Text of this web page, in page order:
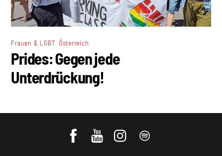
Frauen & LGBT Österreich
Prides: Gegen jede
Unterdrückung!